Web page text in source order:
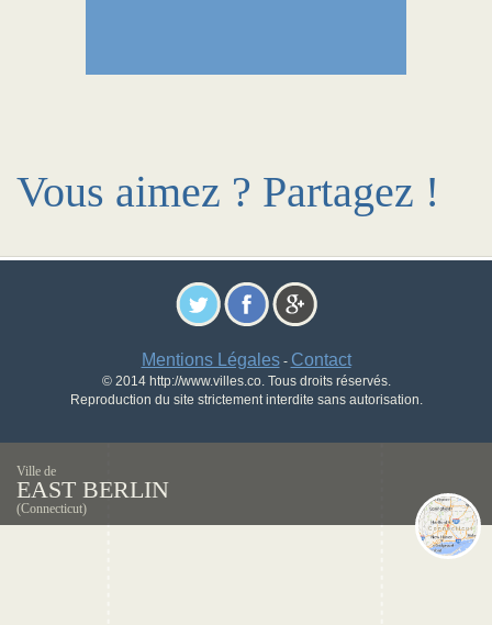
Vous aimez ? Partagez !
Mentions Légales- Contact
© 2014 http://www.villes.co. Tous droits réservés.
Reproduction du site strictement interdite sans autorisation.
Ville de
EAST BERLIN
(Connecticut)